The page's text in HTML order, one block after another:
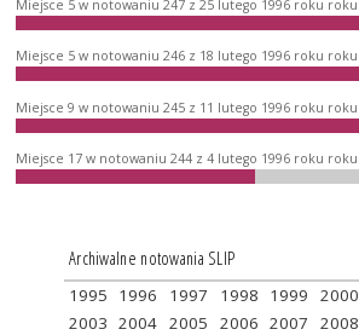
Miejsce 5 w notowaniu 247 z 25 lutego 1996 roku roku
Miejsce 5 w notowaniu 246 z 18 lutego 1996 roku roku
Miejsce 9 w notowaniu 245 z 11 lutego 1996 roku roku
Miejsce 17 w notowaniu 244 z 4 lutego 1996 roku roku
Archiwalne notowania SLIP
1995 1996 1997 1998 1999 2000
2003 2004 2005 2006 2007 2008